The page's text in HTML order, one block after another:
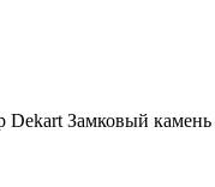
Dekart Замковый